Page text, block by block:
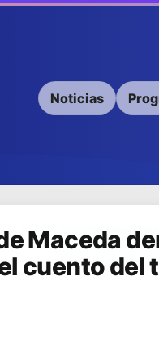
Noticias
Maceda
cuento del